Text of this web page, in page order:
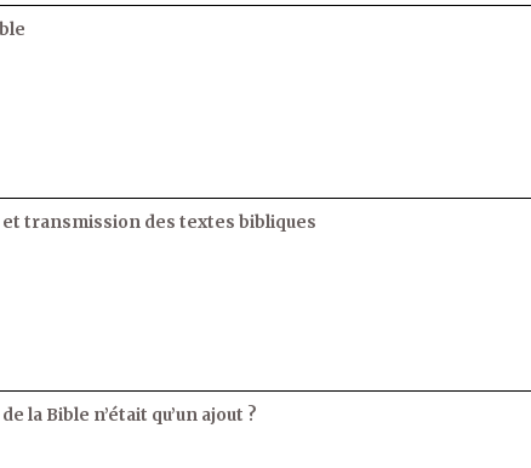
et transmission des textes bibliques
la Bible n’était qu’un ajout ?